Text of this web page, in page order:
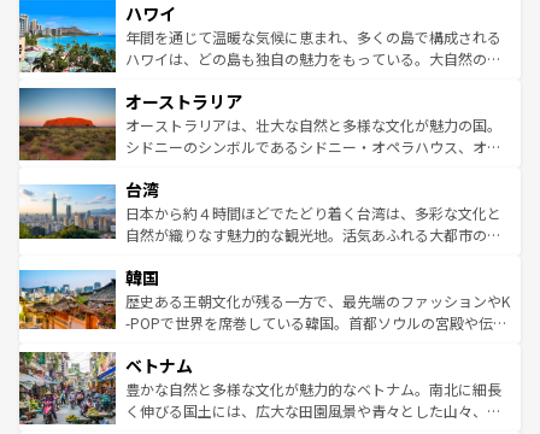
ば市内交通費無料で観光を楽しむこともできる。 なお、新
着のスイス情報はコンテンツ一覧 を参照してほしい。
のような巨大都市は、観光、ショッピング、エンターテイ
ンメントが詰まった刺激的なスポットだ。一方、アメリカ
西部には大自然が広がり、グランドキャニオンやイエロー
部のニューオーリンズでは、音楽と美食が融合した独特の
文化が魅力。旅行者はアメリカの各地域で異なる魅力を楽
しみながら、その多様性と豊かな歴史を感じることができ
ならではの贅沢な旅のスタイルだ。 なお、新着のアメリカ
情報はコンテンツ一覧を参照してほしい。
ハワイ
年間を通じて温暖な気候に恵まれ、多くの島で構成される
ハワイは、どの島も独自の魅力をもっている。大自然の神
ワイ島は見逃せない。また、定番の観光地といえばオアフ
島だが、静かな自然を求めるならマウイ島やカウアイ島が
おすすめ。エメラルドグリーンに輝く海をはじめ、豊かな
れるおもてなしの心で訪れる人々を迎えてくれるハワイの
人々、おいしいローカルフードやハワイアンミュージッ
ク、伝統的なフラダンスなど、すべてがハワイの魅力を彩
ワイを、存分に味わってほしい。 なお、新着のハワイ情報
はコンテンツ一覧を参照してほしい。
オーストラリア
オーストラリアは、壮大な自然と多様な文化が魅力の国。
シドニーのシンボルであるシドニー・オペラハウス、オー
リアリーフや大陸中央部にそびえるウルル（エアーズロッ
ク）、タスマニアの美しい原生林やケアンズの熱帯雨林な
ど、見どころがたくさん。また、カフェやワイン、オージ
いる。アクティビティも充実しており、サーフィンやダイ
ビング、ハイキングなど、アウトドア好きにはたまらな
い。オーストラリアの多彩な魅力を存分に味わいつくそ
参照してほしい。
台湾
日本から約４時間ほどでたどり着く台湾は、多彩な文化と
自然が織りなす魅力的な観光地。活気あふれる大都市の台
ン）、静ひつな山岳地帯である台湾東部など、都市の喧騒
と山間の静けさが共存しており、訪れる人に新しい発見と
驚きをもたらしてくれる。また、奥深い台湾の食文化も魅
容にもいいと評判のスイーツなど、バラエティ豊かな料理
が味わえる。 なお、新着の台湾情報は コンテンツ一覧を参
照してほしい。
韓国
歴史ある王朝文化が残る一方で、最先端のファッションやK
-POPで世界を席巻している韓国。首都ソウルの宮殿や伝統
き、地方に足を延ばせば四季折々の自然美を楽しむことが
できる。そして、キムチや焼肉、絶品のストリートフード
まで、さまざまな韓国料理が待っている。夜には、韓国な
ベトナム
豊かな自然と多様な文化が魅力的なベトナム。南北に細長
く伸びる国土には、広大な田園風景や青々とした山々、世